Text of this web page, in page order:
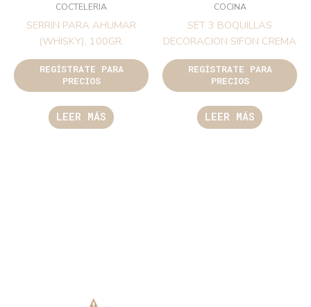
COCTELERIA
SERRIN PARA AHUMAR
(WHISKY), 100GR.
REGÍSTRATE PARA
PRECIOS
LEER MÁS
COCINA
SET 3 BOQUILLAS
DECORACION SIFON CREMA
REGÍSTRATE PARA
PRECIOS
LEER MÁS